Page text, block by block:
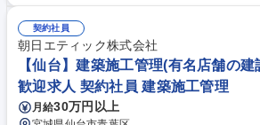
します。 ≪社風≫のびのびとした社風です。社
見を聞き、取り入れ合うことで良いものを作って
ています 募集職種 【仙台/構造設計】年間休日120日/時短/リモート/残業
抑制など働き方改革◎
契約社員
朝日エティック株式会社
【仙台】建築施工管理(有名店舗の
歓迎求人 契約社員 建築施工管理
月給30万円以上